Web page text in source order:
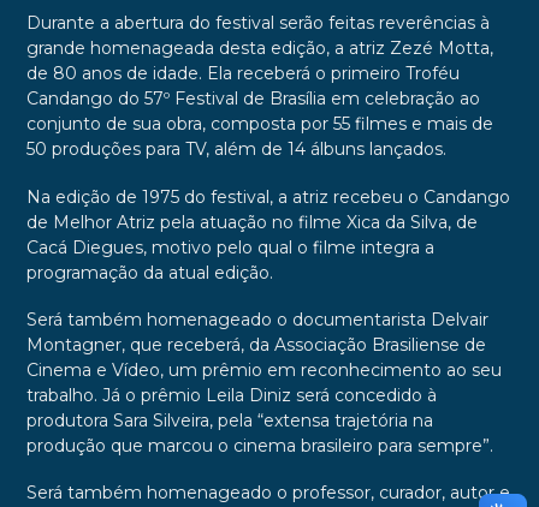
Durante a abertura do festival serão feitas reverências à
grande homenageada desta edição, a atriz Zezé Motta,
de 80 anos de idade. Ela receberá o primeiro Troféu
Candango do 57º Festival de Brasília em celebração ao
conjunto de sua obra, composta por 55 filmes e mais de
50 produções para TV, além de 14 álbuns lançados.
Na edição de 1975 do festival, a atriz recebeu o Candango
de Melhor Atriz pela atuação no filme Xica da Silva, de
Cacá Diegues, motivo pelo qual o filme integra a
programação da atual edição.
Será também homenageado o documentarista Delvair
Montagner, que receberá, da Associação Brasiliense de
Cinema e Vídeo, um prêmio em reconhecimento ao seu
trabalho. Já o prêmio Leila Diniz será concedido à
produtora Sara Silveira, pela “extensa trajetória na
produção que marcou o cinema brasileiro para sempre”.
Será também homenageado o professor, curador, autor e